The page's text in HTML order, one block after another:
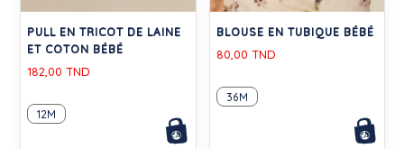
PULL EN TRICOT DE LAINE
ET COTON BÉBÉ
182,00 TND
12M
BLOUSE EN TUBIQUE BÉBÉ
80,00 TND
36M